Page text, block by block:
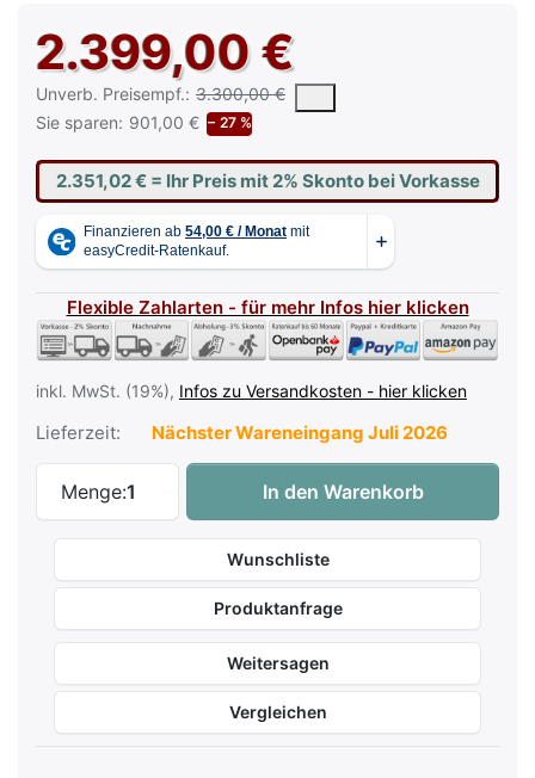
2.399,00 €
Unverb. Preisempf.: 3.300,00 €
Die UVP ist der vorgeschlagene oder empfohlene
Sie sparen: 901,00 € − 27 %
2.351,02 € = Ihr Preis mit 2% Skonto bei Vorkasse
Flexible Zahlarten - für mehr Infos hier klicken
inkl. MwSt. (19%), Infos zu Versandkosten - hier klicken
Lieferzeit: Nächster Wareneingang Juli 2026
Menge:1
Kawai CA-501 B Digitalpiano Schwarz
In den Warenkorb
Wunschliste
Produktanfrage
Weitersagen
Vergleichen